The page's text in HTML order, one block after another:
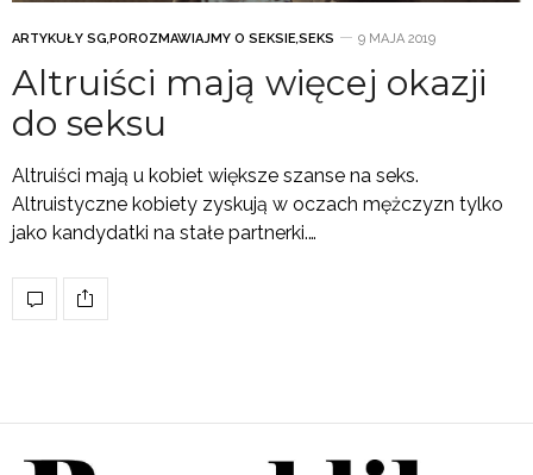
ARTYKUŁY SG,POROZMAWIAJMY O SEKSIE,SEKS 9 MAJA 2019
Altruiści mają więcej okazji
do seksu
Altruiści mają u kobiet większe szanse na seks.
Altruistyczne kobiety zyskują w oczach mężczyzn tylko
jako kandydatki na stałe partnerki.…